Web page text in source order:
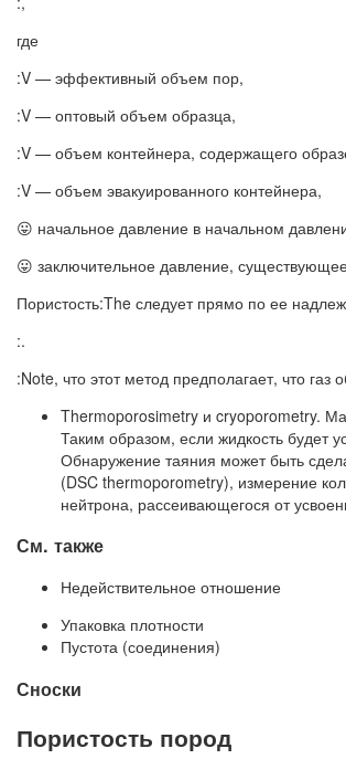
где
:V — эффективный объем пор,
:V — оптовый объем образца,
:V — объем контейнера, содержащего
:V — объем эвакуированного контейнера,
😛 начальное давление в начальном
😛 заключительное давление,
Пористость:The следует прямо по ее
:.
:Note, что этот метод предполагает, что
Thermoporosimetry и cryoporometry.
Таким образом, если жидкость
Обнаружение таяния может быть
(DSC thermoporometry), измерение
нейтрона, рассеивающегося от
См. также
Недействительное отношение
Упаковка плотности
Пустота (соединения)
Сноски
Пористость пород